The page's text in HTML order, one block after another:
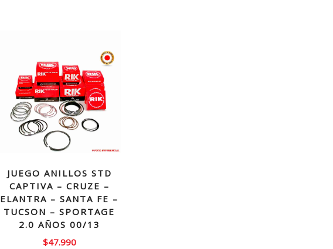
JUEGO ANILLOS STD
CAPTIVA – CRUZE –
ELANTRA – SANTA FE –
TUCSON – SPORTAGE
2.0 AÑOS 00/13
$47.990